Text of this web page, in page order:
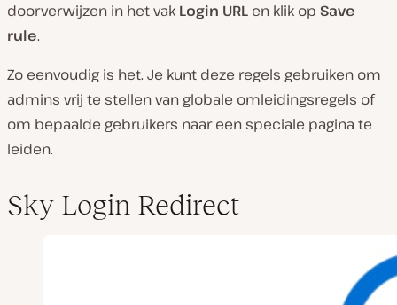
doorverwijzen in het vak Login URL en klik op Save
rule.
Zo eenvoudig is het. Je kunt deze regels gebruiken om
admins vrij te stellen van globale omleidingsregels of
om bepaalde gebruikers naar een speciale pagina te
leiden.
Sky Login Redirect